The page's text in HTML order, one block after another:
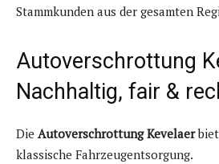
Stammkunden aus der gesamten
Autoverschrottung
Nachhaltig, fair &
Die Autoverschrottung Kevelaer
klassische Fahrzeugentsorgung.